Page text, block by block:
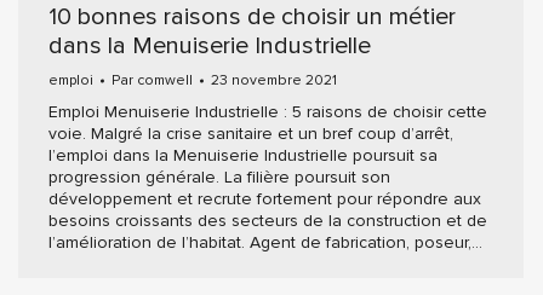
10 bonnes raisons de choisir un métier
dans la Menuiserie Industrielle
emploi Par comwell 23 novembre 2021
Emploi Menuiserie Industrielle : 5 raisons de choisir cette
voie. Malgré la crise sanitaire et un bref coup d’arrêt,
l’emploi dans la Menuiserie Industrielle poursuit sa
progression générale. La filière poursuit son
développement et recrute fortement pour répondre aux
besoins croissants des secteurs de la construction et de
l’amélioration de l’habitat. Agent de fabrication, poseur,…